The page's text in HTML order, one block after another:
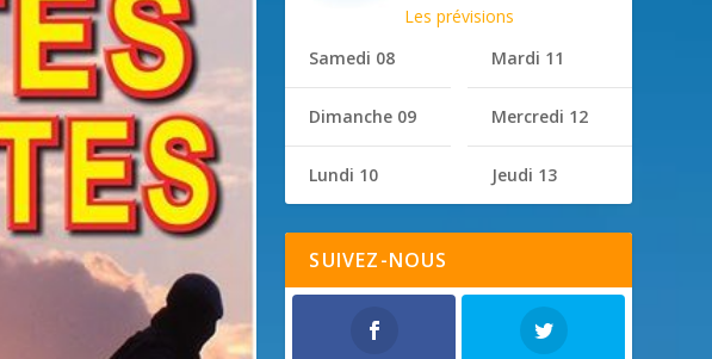
Les prévisions
Samedi 08
Dimanche 09
Lundi 10
Mardi 11
Mercredi 12
Jeudi 13
SUIVEZ-NOUS